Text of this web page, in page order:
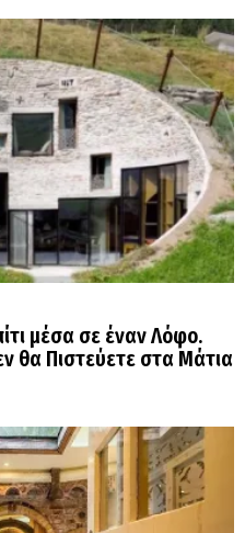
μέσα σε έναν Λόφο.
θα Πιστεύετε στα Μάτια